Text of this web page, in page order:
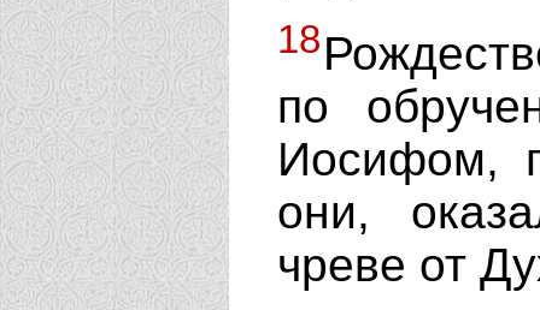
18
по
Иосифом,
они,
чреве от